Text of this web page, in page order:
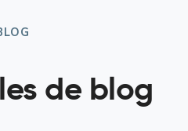
de blog